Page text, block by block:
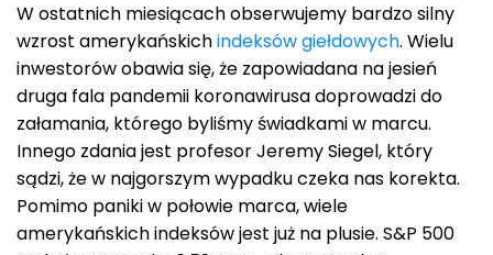
W ostatnich miesiącach obserwujemy bardzo silny
wzrost amerykańskichindeksów giełdowych. Wielu
inwestorów obawia się, że zapowiadana na jesień
druga fala pandemii koronawirusa doprowadzi do
załamania, którego byliśmy świadkami w marcu.
Innego zdania jest profesor Jeremy Siegel, który
sądzi, że w najgorszym wypadku czeka nas korekta.
Pomimo paniki w połowie marca, wiele
amerykańskich indeksów jest już na plusie. S&P 500